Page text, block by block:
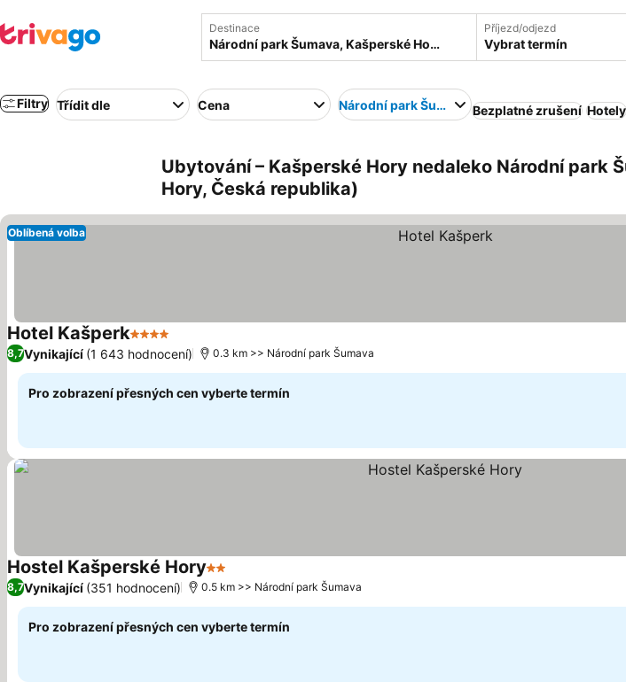
Destinace Příjezd/odjezd
Vybrat termín
Filtry Třídit dle Cena Národní park Šumava Bezplatné zrušení Hotely
Ubytování – Kašperské Hory nedaleko Národní park
Hory, Česká republika)
Oblíbená volba
Hotel Kašperk4 Počet hvězdiček
8,7Vynikající (1 643 hodnocení) 0.3 km >> Národní park Šumava
Pro zobrazení přesných cen vyberte termín
Hostel Kašperské Hory2 Počet hvězdiček
8,7Vynikající (351 hodnocení) 0.5 km >> Národní park Šumava
Pro zobrazení přesných cen vyberte termín